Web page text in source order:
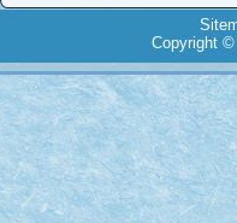
Copyright ©